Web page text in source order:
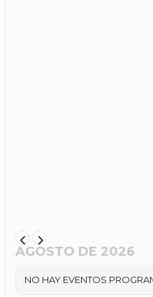
AGOSTO DE 2026
NO HAY EVENTOS